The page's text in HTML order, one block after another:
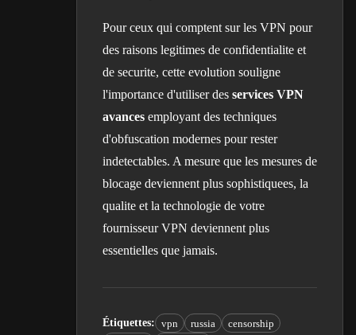
Pour ceux qui comptent sur les VPN pour
des raisons legitimes de confidentialite et
de securite, cette evolution souligne
l'importance d'utiliser des services VPN
avances employant des techniques
d'obfuscation modernes pour rester
indetectables. A mesure que les mesures de
blocage deviennent plus sophistiquees, la
qualite et la technologie de votre
fournisseur VPN deviennent plus
essentielles que jamais.
Étiquettes: vpn russia
censorship